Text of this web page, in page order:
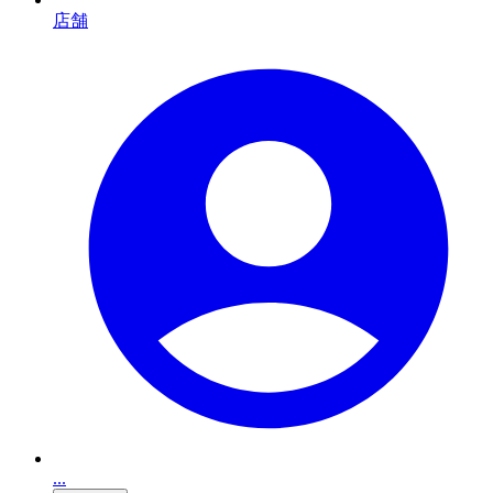
店舗
...